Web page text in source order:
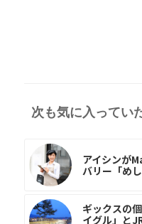
次も気に入ってい
アイシンが
バリー「め
ギックスの
イグル」と